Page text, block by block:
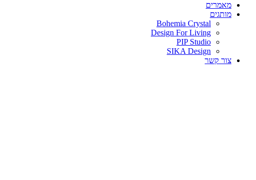
מאמרים
מותגים
Bohemia Crystal
Design For Living
PIP Studio
SIKA Design
צור קשר